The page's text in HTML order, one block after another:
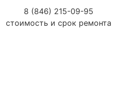
8 (846) 215-09-95
стоимость и срок ремонта